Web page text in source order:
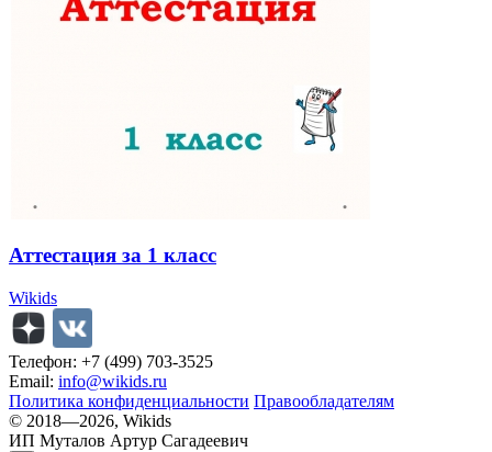
Аттестация за 1 класс
Wikids
Телефон: +7 (499) 703-3525
Email: info@wikids.ru
Политика конфиденциальности Правообладателям
© 2018—2026, Wikids
ИП Муталов Артур Сагадеевич